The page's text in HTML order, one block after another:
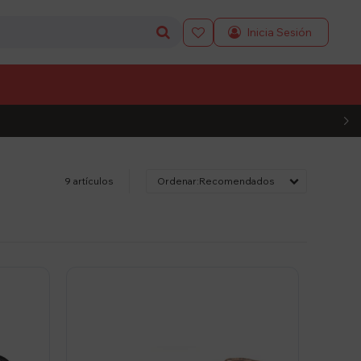

9 artículos Recomendados